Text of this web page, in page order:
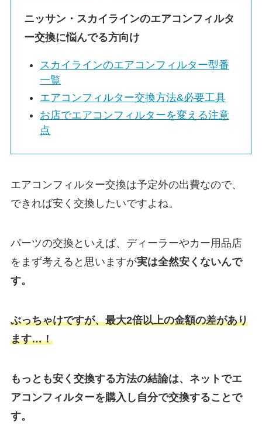
ニッサン・ スカイラインのエアコンフィルタ
ー交換に悩んでる方向け
スカイラインのエアコンフィルター型番
一覧
エアコンフィルター交換方法&必要工具
お店でエアコンフィルターを変える注意
点
エアコンフィルター交換は予定外の出費なので、
できれば安く交換したいですよね。
パーツの交換といえば、ディーラーやカー用品店
をまず考えると思いますが実は全然安くないんで
す。
ぶっちゃけですが、最大2倍以上の金額の差があり
ます…！
もっとも安く交換する方法の結論は、ネットでエ
アコンフィルターを購入し自分で交換することで
す。